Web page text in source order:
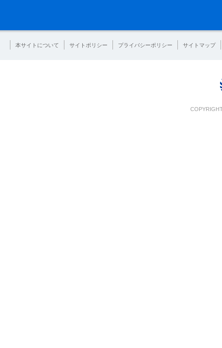
本サイトについて サイトポリシー プライバシーポリシー サイトマップ